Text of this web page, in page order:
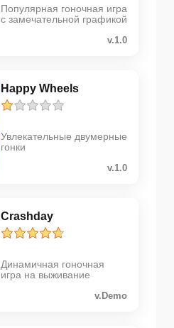
Популярная гоночная игра
с замечательной графикой
v.1.0
Happy Wheels
Увлекательные двумерные
гонки
v.1.0
Crashday
Динамичная гоночная
игра на выживание
v.Demo